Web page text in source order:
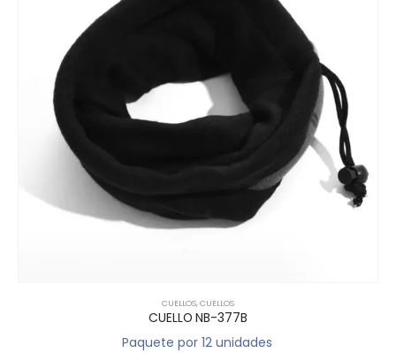
CUELLOS,CUELLOS
CUELLO NB-377B
Paquete por 12 unidades